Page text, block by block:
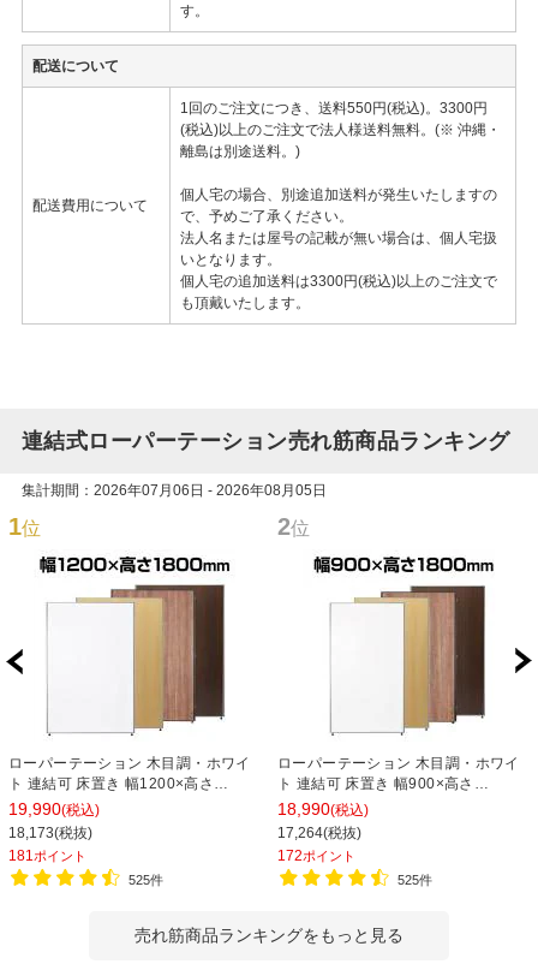
す。
配送について
配送費用について
1回のご注文につき、送料550円(税込)。3300円
(税込)以上のご注文で法人様送料無料。(※ 沖縄・
離島は別途送料。)
個人宅の場合、別途追加送料が発生いたしますの
で、予めご了承ください。
法人名または屋号の記載が無い場合は、個人宅扱
いとなります。
個人宅の追加送料は3300円(税込)以上のご注文で
も頂戴いたします。
連結式ローパーテーション売れ筋商品ランキング
集計期間：2026年07月06日 - 2026年08月05日
1位
ローパーテーション 木目調・ホワイ
ト 連結可 床置き 幅1200×高さ
1800mm パーティション 衝立 間仕切
り オフィス 目隠し
19,990(税込)
18,173(税抜)
181ポイント
525件
2位
ローパーテーション 木目調・ホワイ
ト 連結可 床置き 幅900×高さ
1800mm パーティション 衝立 間仕切
り オフィス 目隠し
18,990(税込)
17,264(税抜)
172ポイント
525件
売れ筋商品ランキングをもっと見る